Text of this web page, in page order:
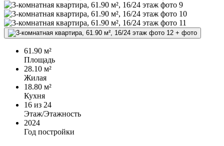
+ фото
61.90 м²
Площадь
28.10 м²
Жилая
18.80 м²
Кухня
16 из 24
Этаж/Этажность
2024
Год постройки